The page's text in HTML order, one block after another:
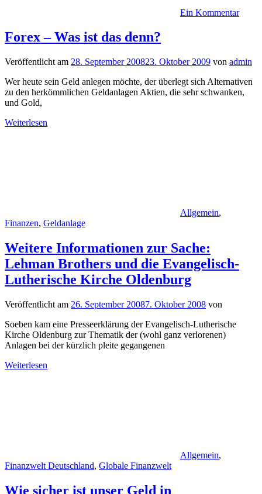
Ein Kommentar
Forex – Was ist das denn?
Veröffentlicht am 28. September 200823. Oktober 2009 von admin
Wer heute sein Geld anlegen möchte, der überlegt sich Alternativen
zu den herkömmlichen Geldanlagen Aktien, die sehr schwanken,
und Gold,
Weiterlesen
Allgemein,
Finanzen, Geldanlage
Weitere Informationen zur Sache:
Lehman Brothers und die Evangelisch-
Lutherische Kirche Oldenburg
Veröffentlicht am 26. September 20087. Oktober 2008 von
Soeben kam eine Presseerklärung der Evangelisch-Lutherische
Kirche Oldenburg zur Thematik der (wohl ganz verlorenen)
Anlagen bei der kürzlich pleite gegangenen
Weiterlesen
Allgemein,
Finanzwelt Deutschland, Globale Finanzwelt
Wie sicher ist unser Geld in